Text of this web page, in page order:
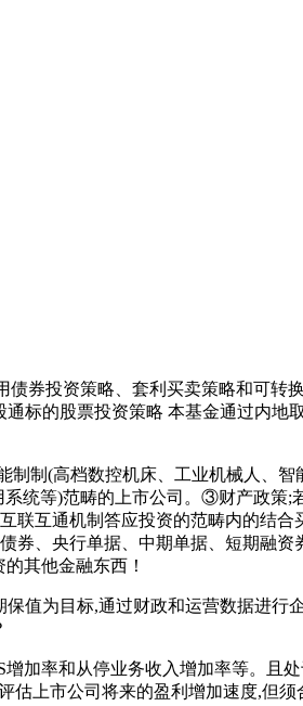
投资策略、套利买卖策略和可转
标的股票投资策略 本基金通过内
(高档数控机床、工业机械人、智
统等)范畴的上市公司。③财产政策
互通机制答应投资的范畴内的结
、央行单据、中期单据、短期融
其他金融东西！
为目标,通过财政和运营数据进行
率和从停业务收入增加率等。且
上市公司将来的盈利增加速度,但须